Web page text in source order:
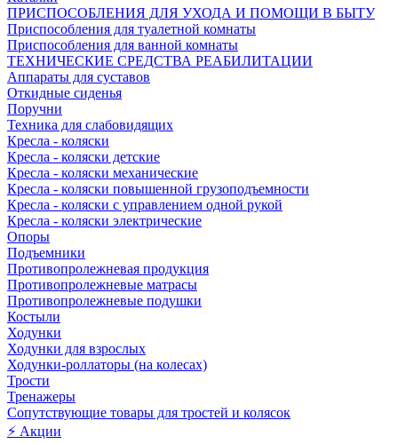
ПРИСПОСОБЛЕНИЯ ДЛЯ УХОДА И ПОМОЩИ В БЫТУ
Приспособления для туалетной комнаты
Приспособления для ванной комнаты
ТЕХНИЧЕСКИЕ СРЕДСТВА РЕАБИЛИТАЦИИ
Аппараты для суставов
Откидные сиденья
Поручни
Техника для слабовидящих
Кресла - коляски
Кресла - коляски детские
Кресла - коляски механические
Кресла - коляски повышенной грузоподъемности
Кресла - коляски с управлением одной рукой
Кресла - коляски электрические
Опоры
Подъемники
Противопролежневая продукция
Противопролежневые матрасы
Противопролежневые подушки
Костыли
Ходунки
Ходунки для взрослых
Ходунки-роллаторы (на колесах)
Трости
Тренажеры
Сопутствующие товары для тростей и колясок
⚡ Акции